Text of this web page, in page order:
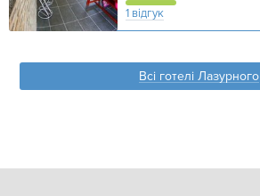
1 відгук
Всі готелі Лазурного